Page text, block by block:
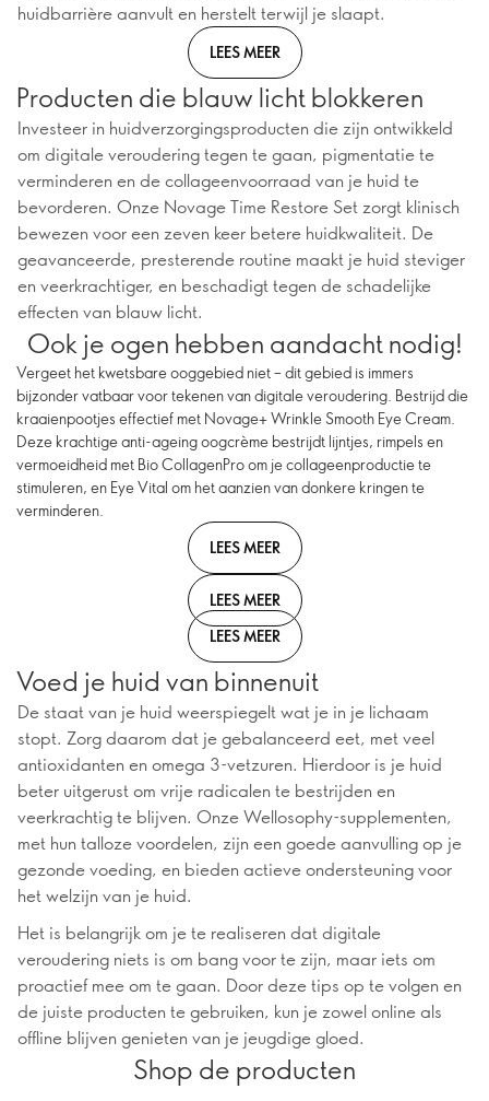
huidbarrière aanvult en herstelt terwijl je slaapt.
LEES MEER
Producten die blauw licht blokkeren
Investeer in huidverzorgingsproducten die zijn ontwikkeld
om digitale veroudering tegen te gaan, pigmentatie te
verminderen en de collageenvoorraad van je huid te
bevorderen. Onze Novage Time Restore Set zorgt klinisch
bewezen voor een zeven keer betere huidkwaliteit. De
geavanceerde, presterende routine maakt je huid steviger
en veerkrachtiger, en beschadigt tegen de schadelijke
effecten van blauw licht.
Ook je ogen hebben aandacht nodig!
Vergeet het kwetsbare ooggebied niet – dit gebied is immers
bijzonder vatbaar voor tekenen van digitale veroudering. Bestrijd die
kraaienpootjes effectief met Novage+ Wrinkle Smooth Eye Cream.
Deze krachtige anti-ageing oogcrème bestrijdt lijntjes, rimpels en
vermoeidheid met Bio CollagenPro om je collageenproductie te
stimuleren, en Eye Vital om het aanzien van donkere kringen te
verminderen.
LEES MEER
LEES MEER
LEES MEER
Voed je huid van binnenuit
De staat van je huid weerspiegelt wat je in je lichaam
stopt. Zorg daarom dat je gebalanceerd eet, met veel
antioxidanten en omega 3-vetzuren. Hierdoor is je huid
beter uitgerust om vrije radicalen te bestrijden en
veerkrachtig te blijven. Onze Wellosophy-supplementen,
met hun talloze voordelen, zijn een goede aanvulling op je
gezonde voeding, en bieden actieve ondersteuning voor
het welzijn van je huid.
Het is belangrijk om je te realiseren dat digitale
veroudering niets is om bang voor te zijn, maar iets om
proactief mee om te gaan. Door deze tips op te volgen en
de juiste producten te gebruiken, kun je zowel online als
offline blijven genieten van je jeugdige gloed.
Shop de producten